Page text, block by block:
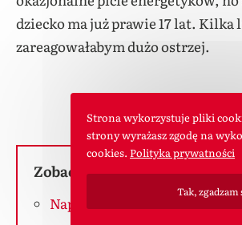
dziecko ma już prawie 17 lat. Kilka
zareagowałabym dużo ostrzej.
Zobacz inne wpisy o tej
Napoje energetyczne –
Strona wykorzystuje pliki
strony wyrażasz zgodę na
cookies. Polityka prywatności
Tak, zgadzam